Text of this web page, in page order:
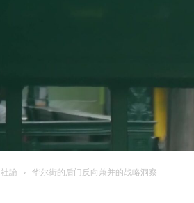
社論 华尔街的后门反向兼并的战略洞察